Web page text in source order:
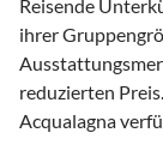
Reisende
ihrer
reduzierten
Acqualagna